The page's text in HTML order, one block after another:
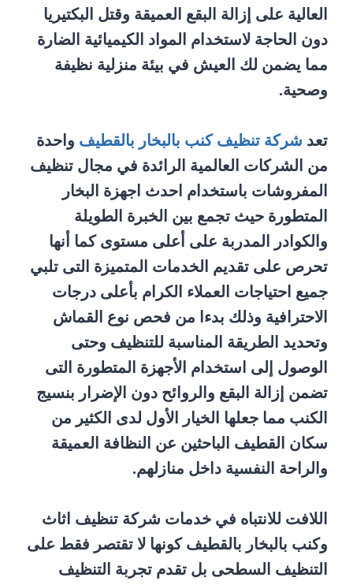
العالية على إزالة البقع العميقة وقتل البكتيريا
دون الحاجة لاستخدام المواد الكيميائية الضارة
مما يضمن لك العيش في بيئة منزلية نظيفة
وصحية.
تعد شركة تنظيف كنب بالبخار بالقطيف واحدة
من الشركات العالمية الرائدة في مجال تنظيف
المفروشات باستخدام احدث اجهزة البخار
المتطورة حيث تجمع بين الخبرة الطويلة
والكوادر المدربة على أعلى مستوى كما أنها
تحرص على تقديم الخدمات المتميزة التى تلبي
جميع احتياجات العملاء الكرام بأعلى درجات
الاحترافية وذلك بدءا من فحص نوع القماش
وتحديد الطريقة المناسبة للتنظيف وحتى
الوصول إلى استخدام الأجهزة المتطورة التى
تضمن إزالة البقع والروائح دون الإضرار بنسيج
الكنب مما جعلها الخيار الأول لدى الكثير من
سكان القطيف الباحثين عن النظافة العميقة
والراحة النفسية داخل منازلهم.
اللافت للانتباه في خدمات شركة تنظيف اثاث
وكنب بالبخار بالقطيف كونها لا تقتصر فقط على
التنظيف السطحى بل تقدم تجربة التنظيف